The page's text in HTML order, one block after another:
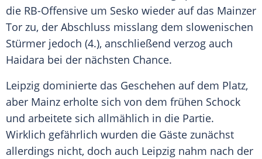
die RB-Offensive um Sesko wieder auf das Mainzer
Tor zu, der Abschluss misslang dem slowenischen
Stürmer jedoch (4.), anschließend verzog auch
Haidara bei der nächsten Chance.
Leipzig dominierte das Geschehen auf dem Platz,
aber Mainz erholte sich von dem frühen Schock
und arbeitete sich allmählich in die Partie.
Wirklich gefährlich wurden die Gäste zunächst
allerdings nicht, doch auch Leipzig nahm nach der